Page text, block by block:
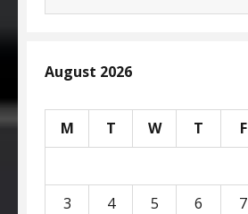
for:
August 2026
M T W T F
3
4 5 6 7